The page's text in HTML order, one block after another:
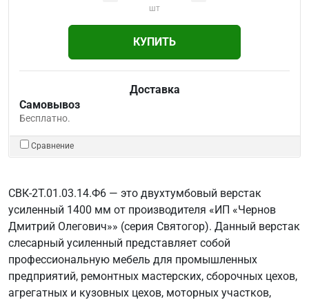
шт
КУПИТЬ
Доставка
Самовывоз
Бесплатно.
Сравнение
СВК-2Т.01.03.14.Ф6 — это двухтумбовый верстак
усиленный 1400 мм от производителя «ИП «Чернов
Дмитрий Олегович»» (серия Святогор). Данный верстак
слесарный усиленный представляет собой
профессиональную мебель для промышленных
предприятий, ремонтных мастерских, сборочных цехов,
агрегатных и кузовных цехов, моторных участков,